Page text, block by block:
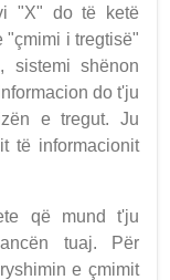
"X" do të ketë
"çmimi i tregtisë"
sistemi shënon
do t'ju
e tregut. Ju
të informacionit
që mund t'ju
tuaj. Për
e çmimit